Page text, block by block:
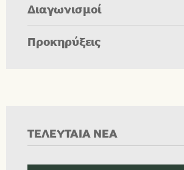
Διαγωνισμοί
Προκηρύξεις
ΤΕΛΕΥΤΑΙΑ ΝΕΑ